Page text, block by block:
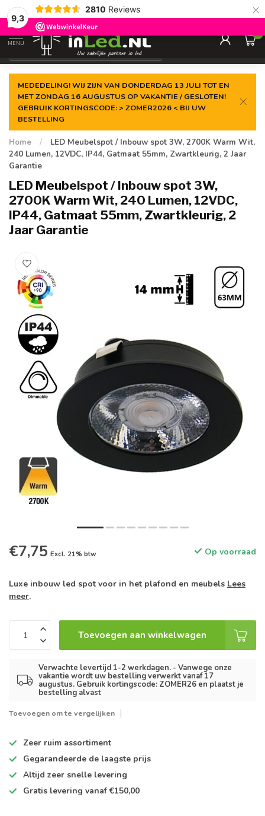
9,3
2810 Reviews ×
Gegarandeerde delaagste prijs
MENU
0
MEDEDELING! WIJ ZIJN VAN DONDERDAG 13 JULI TOT EN
MET ZONDAG 16 AUGUSTUS OP VAKANTIE / GESLOTEN!
GEBRUIK KORTINGSCODE: > ZOMER2026 < BIJ UW
BESTELLING
Home /
LED Meubelspot / Inbouw spot 3W, 2700K Warm Wit,
240 Lumen, 12VDC, IP44, Gatmaat 55mm, Zwartkleurig, 2 Jaar
Garantie
LED Meubelspot / Inbouw spot 3W,
2700K Warm Wit, 240 Lumen, 12VDC,
IP44, Gatmaat 55mm, Zwartkleurig, 2
Jaar Garantie
€7,75 Excl. 21% btw Op voorraad
Luxe inbouw led spot voor in het plafond en meubels Lees
meer.
Toevoegen aan winkelwagen
Verwachte levertijd 1-2 werkdagen. - Vanwege onze
vakantie wordt uw bestelling verwerkt vanaf 17
augustus. Gebruik kortingscode: ZOMER26 en plaatst je
bestelling alvast
Toevoegen om te vergelijken
Zeer ruim assortiment
Gegarandeerde de laagste prijs
Altijd zeer snelle levering
Gratis levering vanaf €150,00